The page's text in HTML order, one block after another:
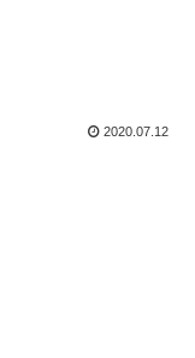
2020.07.12